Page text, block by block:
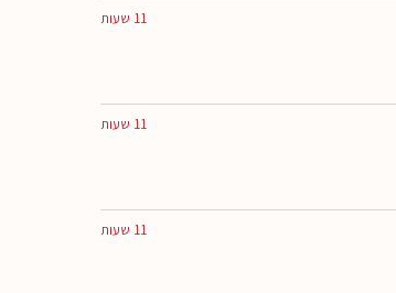
11 שעות
11 שעות
11 שעות